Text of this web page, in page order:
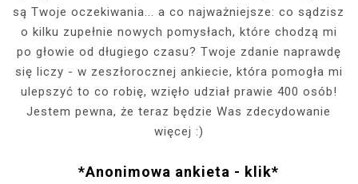
są Twoje oczekiwania... a co najważniejsze: co sądzisz
o kilku zupełnie nowych pomysłach, które chodzą mi
po głowie od długiego czasu? Twoje zdanie naprawdę
się liczy - w zeszłorocznej ankiecie, która pomogła mi
ulepszyć to co robię, wzięło udział prawie 400 osób!
Jestem pewna, że teraz będzie Was zdecydowanie
więcej :)
*Anonimowa ankieta - klik*